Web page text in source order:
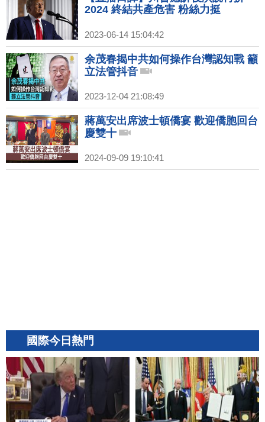
2024 終結共產危害 粉絲力挺
2023-06-14 15:04:42
余茂春揭中共如何操作台灣認知戰 籲
立法管抖音
2023-12-04 21:08:49
蔣萬安出席波士頓僑宴 歡迎僑胞回台
慶雙十
2024-09-09 19:10:41
國際今日熱門